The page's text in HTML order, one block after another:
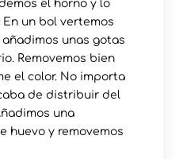
el horno y lo
En un bol vertemos
unas gotas
Removemos bien
el color. No importa
de distribuir del
una
huevo y removemos